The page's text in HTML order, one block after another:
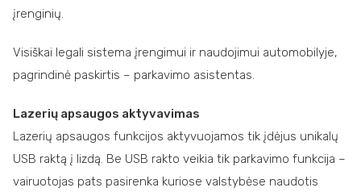
įrenginių.
Visiškai legali sistema įrengimui ir naudojimui automobilyje,
pagrindinė paskirtis – parkavimo asistentas.
Lazerių apsaugos aktyvavimas
Lazerių apsaugos funkcijos aktyvuojamos tik įdėjus unikalų
USB raktą į lizdą. Be USB rakto veikia tik parkavimo funkcija –
vairuotojas pats pasirenka kuriose valstybėse naudotis